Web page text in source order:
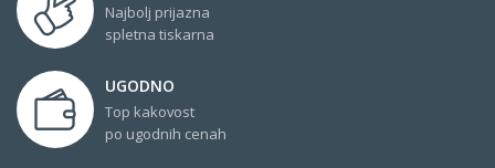
Najbolj prijazna
spletna tiskarna
UGODNO
Top kakovost
po ugodnih cenah